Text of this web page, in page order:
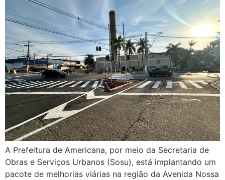
A Prefeitura de Americana, por meio da Secretaria de
Obras e Serviços Urbanos (Sosu), está implantando um
pacote de melhorias viárias na região da Avenida Nossa